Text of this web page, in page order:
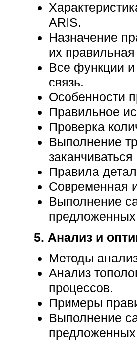
ARIS.
Назначение
их
Все функции
связь.
Особенности
Правильное
Проверка
Выполнение
Правила
Современная
Выполнение
5. Анализ и
Методы
Анализ
процессов.
Примеры
Выполнение